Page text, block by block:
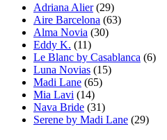
Adriana Alier (29)
Aire Barcelona (63)
Alma Novia (30)
Eddy K. (11)
Le Blanc by Casablanca (6)
Luna Novias (15)
Madi Lane (65)
Mia Lavi (14)
Nava Bride (31)
Serene by Madi Lane (29)